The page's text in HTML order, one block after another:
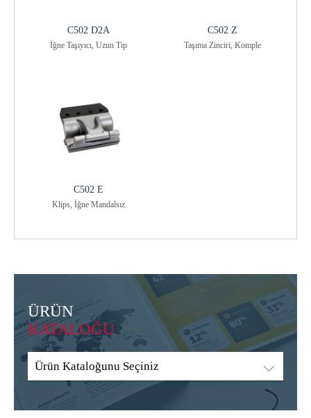
C502 D2A
İğne Taşıyıcı, Uzun Tip
C502 Z
Taşıma Zinciri, Komple
C502 E
Klips, İğne Mandalsız
ÜRÜN
KATALOĞU
Ürün Kataloğunu Seçiniz